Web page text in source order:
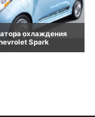
охлаждения
Spark